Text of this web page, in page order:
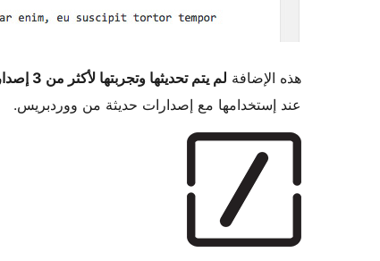
هذه الإضافة لم يتم تحديثها وتجربتها لأكثر من 3 إصدارات ووردبريس رئيسية
عند إستخدامها مع إصدارات حديثة من ووردبريس.